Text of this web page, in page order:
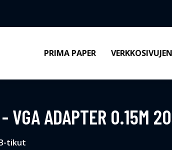
PRIMA PAPER
VGA ADAPTER 0.15M
tikut